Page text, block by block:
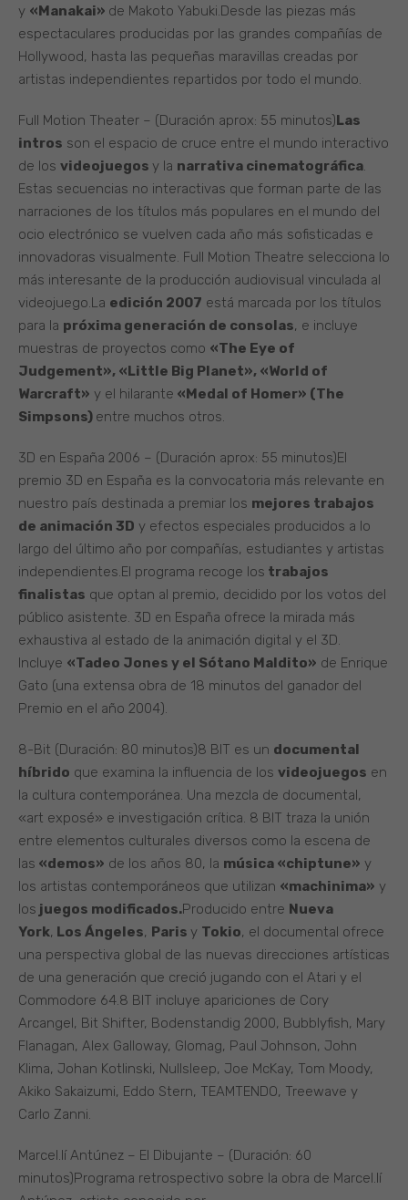
y «Manakai» de Makoto Yabuki.Desde las piezas más
espectaculares producidas por las grandes compañías de
Hollywood, hasta las pequeñas maravillas creadas por
artistas independientes repartidos por todo el mundo.
Full Motion Theater – (Duración aprox: 55 minutos)Las
intros son el espacio de cruce entre el mundo interactivo
de los videojuegos y la narrativa cinematográfica.
Estas secuencias no interactivas que forman parte de las
narraciones de los títulos más populares en el mundo del
ocio electrónico se vuelven cada año más sofisticadas e
innovadoras visualmente. Full Motion Theatre selecciona lo
más interesante de la producción audiovisual vinculada al
videojuego.La edición 2007 está marcada por los títulos
para la próxima generación de consolas, e incluye
muestras de proyectos como «The Eye of
Judgement», «Little Big Planet», «World of
Warcraft» y el hilarante «Medal of Homer» (The
Simpsons) entre muchos otros.
3D en España 2006 – (Duración aprox: 55 minutos)El
premio 3D en España es la convocatoria más relevante en
nuestro país destinada a premiar los mejores trabajos
de animación 3D y efectos especiales producidos a lo
largo del último año por compañías, estudiantes y artistas
independientes.El programa recoge los trabajos
finalistas que optan al premio, decidido por los votos del
público asistente. 3D en España ofrece la mirada más
exhaustiva al estado de la animación digital y el 3D.
Incluye «Tadeo Jones y el Sótano Maldito» de Enrique
Gato (una extensa obra de 18 minutos del ganador del
Premio en el año 2004).
8-Bit (Duración: 80 minutos)8 BIT es un documental
híbrido que examina la influencia de los videojuegos en
la cultura contemporánea. Una mezcla de documental,
«art exposé» e investigación crítica. 8 BIT traza la unión
entre elementos culturales diversos como la escena de
las «demos» de los años 80, la música «chiptune» y
los artistas contemporáneos que utilizan «machinima» y
los juegos modificados.Producido entre Nueva
York, Los Ángeles, Paris y Tokio, el documental ofrece
una perspectiva global de las nuevas direcciones artísticas
de una generación que creció jugando con el Atari y el
Commodore 64.8 BIT incluye apariciones de Cory
Arcangel, Bit Shifter, Bodenstandig 2000, Bubblyfish, Mary
Flanagan, Alex Galloway, Glomag, Paul Johnson, John
Klima, Johan Kotlinski, Nullsleep, Joe McKay, Tom Moody,
Akiko Sakaizumi, Eddo Stern, TEAMTENDO, Treewave y
Carlo Zanni.
Marcel.lí Antúnez – El Dibujante – (Duración: 60
minutos)Programa retrospectivo sobre la obra de Marcel.lí